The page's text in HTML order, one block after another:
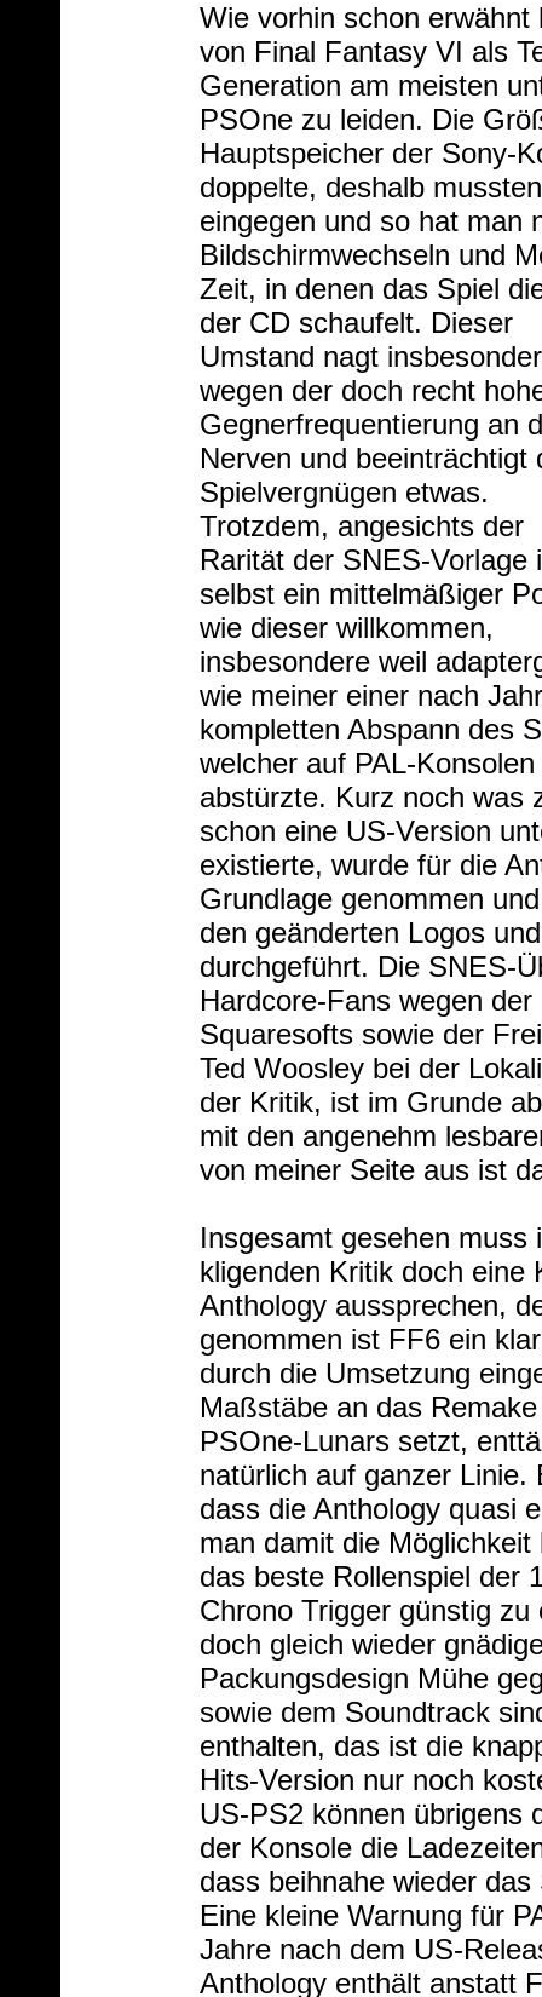
Wie vorhin schon
von Final Fantasy VI als
Generation am meisten
PSOne zu leiden. Die
Hauptspeicher der Sony-
doppelte, deshalb
eingegen und so hat man
Bildschirmwechseln und
Zeit, in denen das Spiel
der CD schaufelt. Dieser
Umstand nagt
wegen der doch recht
Gegnerfrequentierung an
Nerven und beeinträchtigt
Spielvergnügen etwas.
Trotzdem, angesichts der
Rarität der SNES-Vorlage
selbst ein mittelmäßiger
wie dieser willkommen,
insbesondere weil
wie meiner einer nach
kompletten Abspann des
welcher auf PAL-
abstürzte. Kurz noch was
schon eine US-Version
existierte, wurde für die
Grundlage genommen
den geänderten Logos
durchgeführt. Die SNES-
Hardcore-Fans wegen
Squaresofts sowie der
Ted Woosley bei der
der Kritik, ist im Grunde
mit den angenehm
von meiner Seite aus ist
Insgesamt gesehen
kligenden Kritik doch eine
Anthology aussprechen,
genommen ist FF6 ein
durch die Umsetzung
Maßstäbe an das
PSOne-Lunars setzt,
natürlich auf ganzer
dass die Anthology quasi
man damit die
das beste Rollenspiel der
Chrono Trigger günstig
doch gleich wieder
Packungsdesign Mühe
sowie dem Soundtrack
enthalten, das ist die
Hits-Version nur noch
US-PS2 können übrigens
der Konsole die
dass beihnahe wieder
Eine kleine Warnung für
Jahre nach dem US-
Anthology enthält anstatt